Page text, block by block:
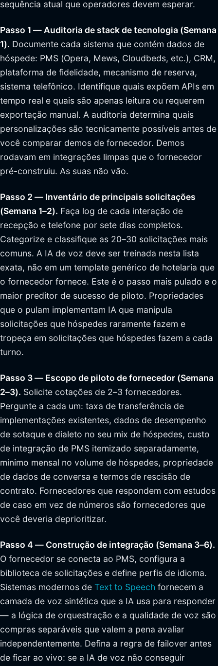
sequência atual que operadores devem esperar.
Passo 1 — Auditoria de stack de tecnologia (Semana
1). Documente cada sistema que contém dados de
hóspede: PMS (Opera, Mews, Cloudbeds, etc.), CRM,
plataforma de fidelidade, mecanismo de reserva,
sistema telefônico. Identifique quais expõem APIs em
tempo real e quais são apenas leitura ou requerem
exportação manual. A auditoria determina quais
personalizações são tecnicamente possíveis antes de
você comparar demos de fornecedor. Demos
rodavam em integrações limpas que o fornecedor
pré-construiu. As suas não vão.
Passo 2 — Inventário de principais solicitações
(Semana 1–2). Faça log de cada interação de
recepção e telefone por sete dias completos.
Categorize e classifique as 20–30 solicitações mais
comuns. A IA de voz deve ser treinada nesta lista
exata, não em um template genérico de hotelaria que
o fornecedor fornece. Este é o passo mais pulado e o
maior preditor de sucesso de piloto. Propriedades
que o pulam implementam IA que manipula
solicitações que hóspedes raramente fazem e
tropeça em solicitações que hóspedes fazem a cada
turno.
Passo 3 — Escopo de piloto de fornecedor (Semana
2–3). Solicite cotações de 2–3 fornecedores.
Pergunte a cada um: taxa de transferência de
implementações existentes, dados de desempenho
de sotaque e dialeto no seu mix de hóspedes, custo
de integração de PMS itemizado separadamente,
mínimo mensal no volume de hóspedes, propriedade
de dados de conversa e termos de rescisão de
contrato. Fornecedores que respondem com estudos
de caso em vez de números são fornecedores que
você deveria deprioritizar.
Passo 4 — Construção de integração (Semana 3–6).
O fornecedor se conecta ao PMS, configura a
biblioteca de solicitações e define perfis de idioma.
Sistemas modernos de Text to Speech fornecem a
camada de voz sintética que a IA usa para responder
— a lógica de orquestração e a qualidade de voz são
compras separáveis que valem a pena avaliar
independentemente. Defina a regra de failover antes
de ficar ao vivo: se a IA de voz não conseguir